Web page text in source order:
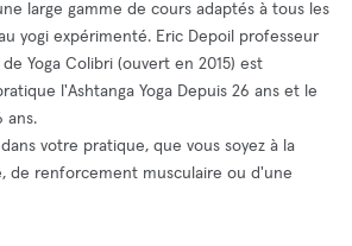
large gamme de cours adaptés à tous les
yogi expérimenté. Eric Depoil professeur
Yoga Colibri (ouvert en 2015) est
l'Ashtanga Yoga Depuis 26 ans et le
ans.
votre pratique, que vous soyez à la
de renforcement musculaire ou d'une